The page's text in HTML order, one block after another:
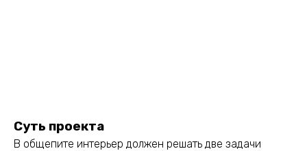
Суть проекта
В общепите интерьер должен решать две задачи